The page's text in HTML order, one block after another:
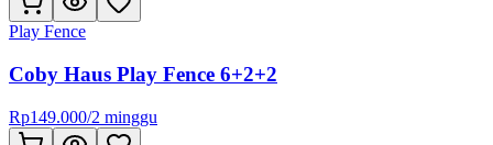
Play Fence
Coby Haus Play Fence 6+2+2
Rp149.000/2 minggu